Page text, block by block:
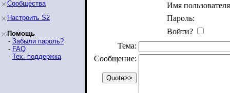
Сообщества
Настроить S2
Помощь
- Забыли пароль?
- FAQ
- Тех. поддержка
Имя
Пароль:
Войти?
Тема:
Сообщение: